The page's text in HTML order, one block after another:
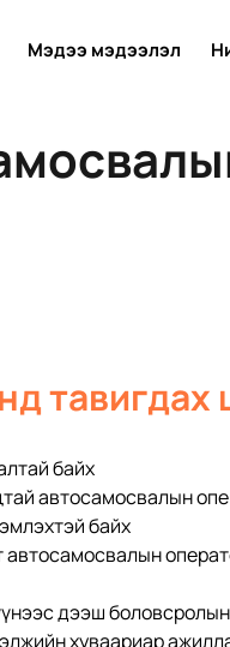
Мэдээ мэдээлэл
тавигдах
байх
автосамосвалын
байх
автосамосвалын
дээш
хуваариар